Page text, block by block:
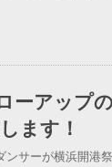
ーアップ
ます！
ンサーが横浜開港